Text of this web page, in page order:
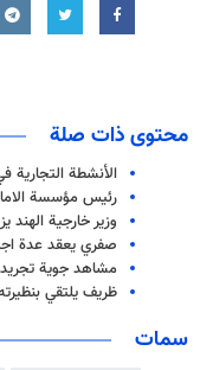
محتوى ذات صلة
الأنشطة التجارية
رئيس مؤسسة
وزير خارجية الهند
صفري يعقد عدة
مشاهد جوية
ظريف يلتقي
سمات